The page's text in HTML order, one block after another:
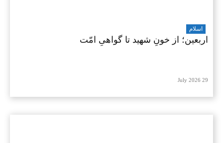
اسلام
اربعین؛ از خونِ شهید تا گواهیِ امّت
29 July 2026